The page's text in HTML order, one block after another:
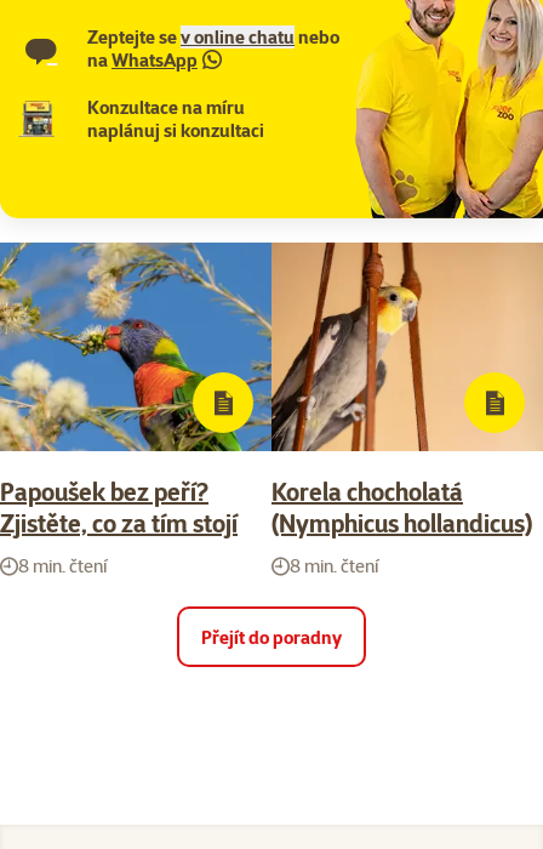
Zeptejte sev online chatunebo
naWhatsApp
Konzultace na míru
naplánuj si konzultaci
Papoušek bez peří?
Zjistěte, co za tím stojí
8 min. čtení
Korela chocholatá
(Nymphicus hollandicus)
8 min. čtení
Přejít do poradny